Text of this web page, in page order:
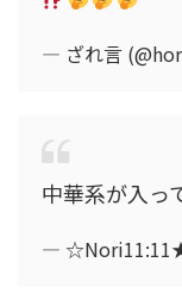
— ざれ言
中華系が入っ
—